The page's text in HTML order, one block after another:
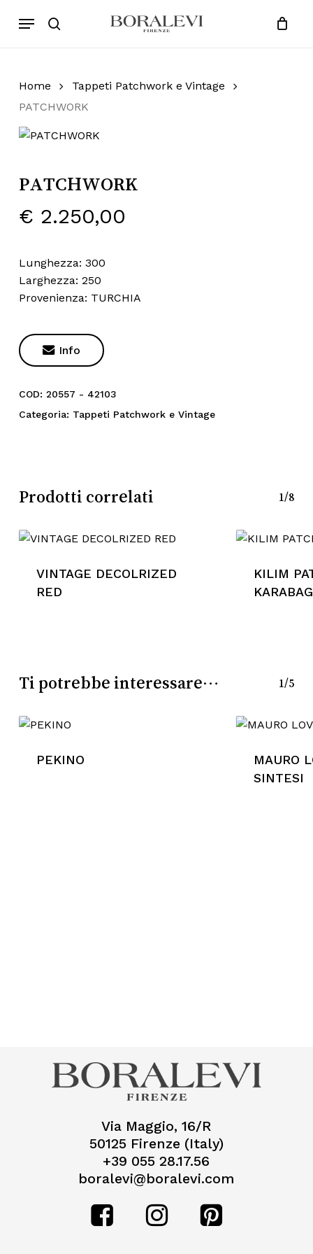
Products
search
Menu
Cart Close
Nessun prodotto nel
Home
Tappeti Patchwork e Vintage
PATCHWORK
PATCHWORK
€ 2.250,00
Lunghezza: 300
Larghezza: 250
Provenienza: TURCHIA
Info
COD: 20557 - 42103
Categoria: Tappeti Patchwork e Vintage
Prodotti correlati 1/8
VINTAGE DECOLRIZED
RED
KILIM
KARABAG
Ti potrebbe interessare… 1/5
PEKINO
MAURO
SINTESI
Via Maggio, 16/R
50125 Firenze (Italy)
+39 055 28.17.56
boralevi@boralevi.com